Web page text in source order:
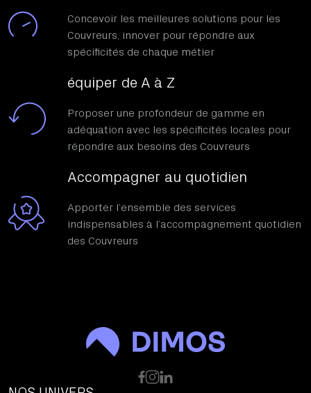
Concevoir les meilleures solutions pour les
Couvreurs, innover pour répondre aux
spécificités de chaque métier
équiper de A à Z
Proposer une profondeur de gamme en
adéquation avec les spécificités locales pour
répondre aux besoins des Couvreurs
Accompagner au quotidien
Apporter l’ensemble des services
indispensables à l’accompagnement quotidien
des Couvreurs